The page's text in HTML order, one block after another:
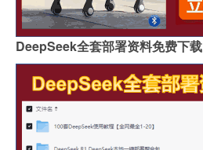
DeepSeek全套部署资料免费下载